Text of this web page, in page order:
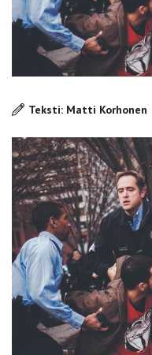
Teksti: Matti Korhonen